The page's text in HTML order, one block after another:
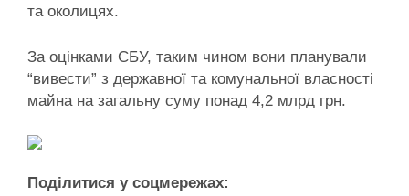
та околицях.
За оцінками СБУ, таким чином вони планували
“вивести” з державної та комунальної власності
майна на загальну суму понад 4,2 млрд грн.
Поділитися у соцмережах: